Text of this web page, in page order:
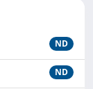
ND
ND